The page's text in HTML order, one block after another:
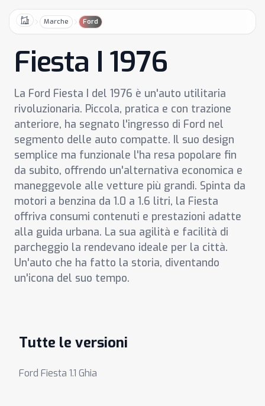
HomeMarche Ford
Fiesta I 1976
La Ford Fiesta I del 1976 è un'auto utilitaria
rivoluzionaria. Piccola, pratica e con trazione
anteriore, ha segnato l'ingresso di Ford nel
segmento delle auto compatte. Il suo design
semplice ma funzionale l'ha resa popolare fin
da subito, offrendo un'alternativa economica e
maneggevole alle vetture più grandi. Spinta da
motori a benzina da 1.0 a 1.6 litri, la Fiesta
offriva consumi contenuti e prestazioni adatte
alla guida urbana. La sua agilità e facilità di
parcheggio la rendevano ideale per la città.
Un'auto che ha fatto la storia, diventando
un'icona del suo tempo.
Tutte le versioni
Ford Fiesta 1.1 Ghia